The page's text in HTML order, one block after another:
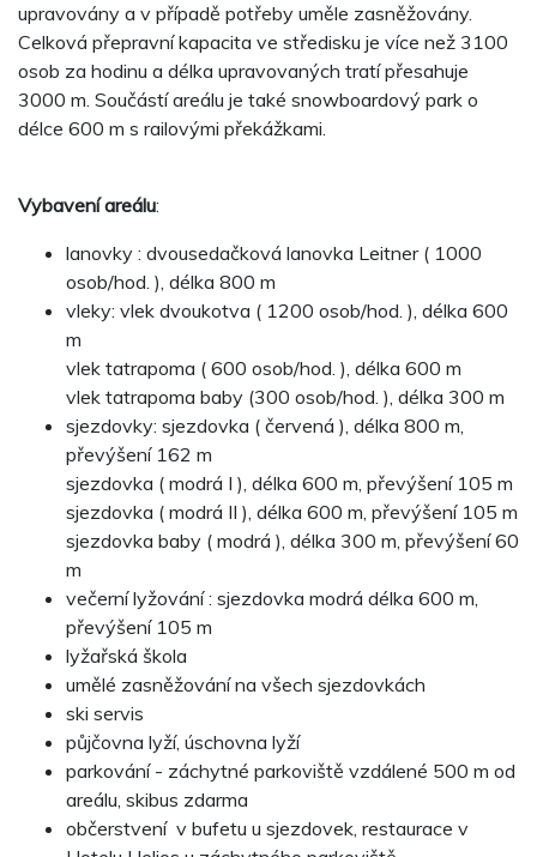
upravovány a v případě potřeby uměle zasněžovány.
Celková přepravní kapacita ve středisku je více než 3100
osob za hodinu a délka upravovaných tratí přesahuje
3000 m. Součástí areálu je také snowboardový park o
délce 600 m s railovými překážkami.
Vybavení areálu:
lanovky : dvousedačková lanovka Leitner ( 1000
osob/hod. ), délka 800 m
vleky: vlek dvoukotva ( 1200 osob/hod. ), délka 600
m
vlek tatrapoma ( 600 osob/hod. ), délka 600 m
vlek tatrapoma baby (300 osob/hod. ), délka 300 m
sjezdovky: sjezdovka ( červená ), délka 800 m,
převýšení 162 m
sjezdovka ( modrá I ), délka 600 m, převýšení 105 m
sjezdovka ( modrá II ), délka 600 m, převýšení 105 m
sjezdovka baby ( modrá ), délka 300 m, převýšení 60
m
večerní lyžování : sjezdovka modrá délka 600 m,
převýšení 105 m
lyžařská škola
umělé zasněžování na všech sjezdovkách
ski servis
půjčovna lyží, úschovna lyží
parkování - záchytné parkoviště vzdálené 500 m od
areálu, skibus zdarma
občerstvení v bufetu u sjezdovek, restaurace v